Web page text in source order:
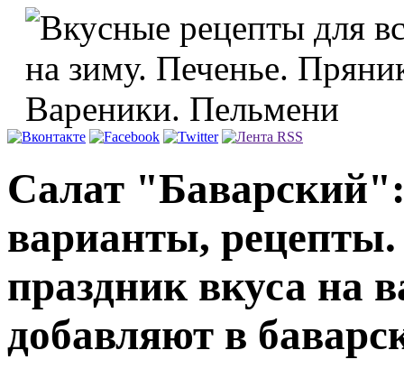
Салат
варианты,
праздник вкуса на
добавляют в